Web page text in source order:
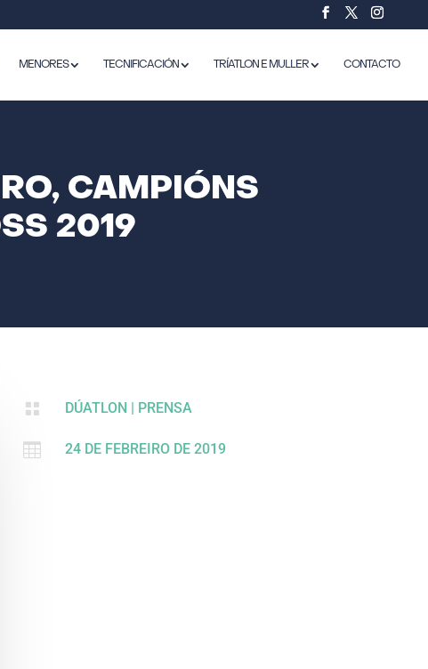
MENORES TECNIFICACIÓN TRÍATLON E MULLER CONTACTO
CAMPIÓNS
2019
 DÚATLON | PRENSA
 24 DE FEBREIRO DE 2019